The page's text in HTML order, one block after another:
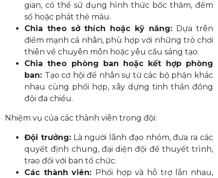
gian, có thể sử dụng hình thức bốc thăm, đếm
số hoặc phát thẻ màu.
Chia theo sở thích hoặc kỹ năng: Dựa trên
điểm mạnh cá nhân, phù hợp với những trò chơi
thiên về chuyên môn hoặc yêu cầu sáng tạo.
Chia theo phòng ban hoặc kết hợp phòng
ban: Tạo cơ hội để nhân sự từ các bộ phận khác
nhau cùng phối hợp, xây dựng tinh thần đồng
đội đa chiều.
Nhiệm vụ của các thành viên trong đội:
Đội trưởng:Là người lãnh đạo nhóm, đưa ra các
quyết định chung, đại diện đội để thuyết trình,
trao đổi với ban tổ chức.
Các thành viên: Phối hợp và hỗ trợ lẫn nhau,